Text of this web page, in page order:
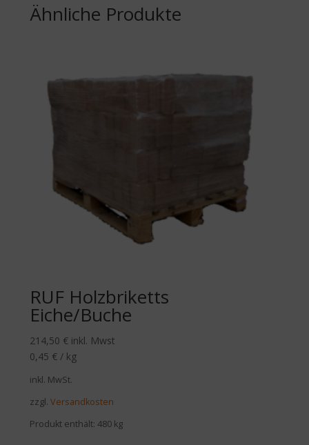
Ähnliche Produkte
RUF Holzbriketts
Eiche/Buche
214,50 € inkl. Mwst
0,45 € / kg
inkl. MwSt.
zzgl.Versandkosten
Produkt enthält: 480 kg